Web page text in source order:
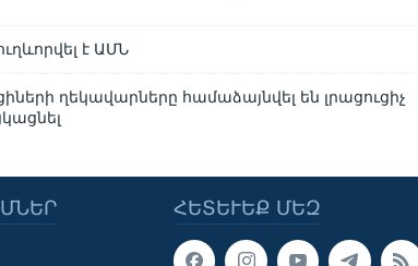
է ԱՄՆ
ղեկավարները համաձայնվել են լրացուցիչ
ՀԵՏԵՒԵՔ ՄԵԶ